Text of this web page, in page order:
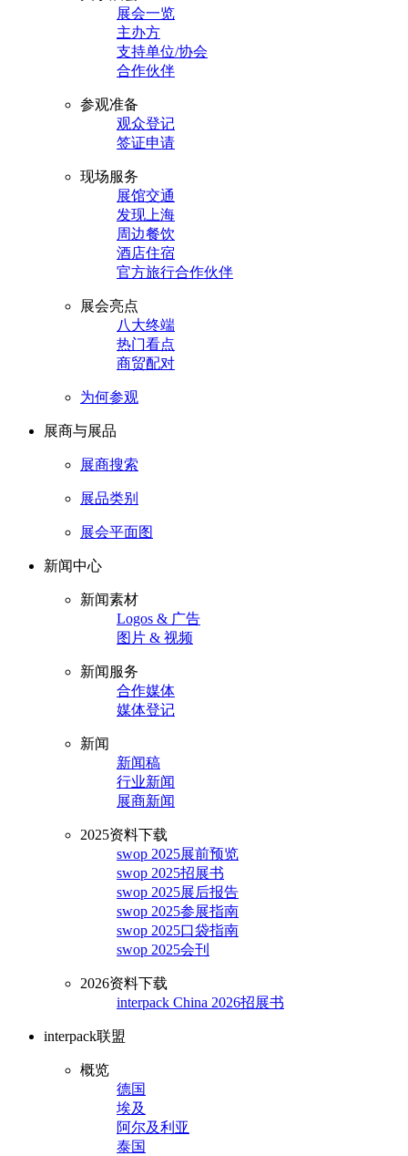
展会一览
主办方
支持单位/协会
合作伙伴
参观准备
观众登记
签证申请
现场服务
展馆交通
发现上海
周边餐饮
酒店住宿
官方旅行合作伙伴
展会亮点
八大终端
热门看点
商贸配对
为何参观
展商与展品
展商搜索
展品类别
展会平面图
新闻中心
新闻素材
Logos & 广告
图片 & 视频
新闻服务
合作媒体
媒体登记
新闻
新闻稿
行业新闻
展商新闻
2025资料下载
swop 2025展前预览
swop 2025招展书
swop 2025展后报告
swop 2025参展指南
swop 2025口袋指南
swop 2025会刊
2026资料下载
interpack China 2026招展书
interpack联盟
概览
德国
埃及
阿尔及利亚
泰国